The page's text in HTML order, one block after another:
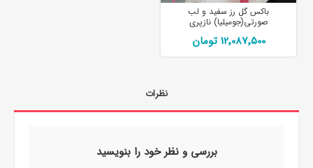
باکس گل رز سفید و لب
صورتی(جومیلیا) نازپری
12٬087٬500 تومان
نظرات
بررسی و نظر خود را بنویسید